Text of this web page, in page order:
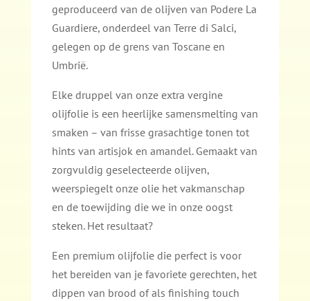
geproduceerd van de olijven van Podere La
Guardiere, onderdeel van Terre di Salci,
gelegen op de grens van Toscane en
Umbrië.
Elke druppel van onze extra vergine
olijfolie is een heerlijke samensmelting van
smaken – van frisse grasachtige tonen tot
hints van artisjok en amandel. Gemaakt van
zorgvuldig geselecteerde olijven,
weerspiegelt onze olie het vakmanschap
en de toewijding die we in onze oogst
steken. Het resultaat?
Een premium olijfolie die perfect is voor
het bereiden van je favoriete gerechten, het
dippen van brood of als finishing touch